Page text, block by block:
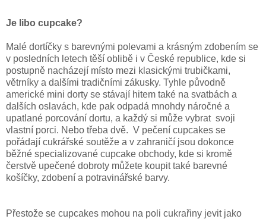
Je libo cupcake?
Malé dortíčky s barevnými polevami a krásným zdobením se
v posledních letech těší oblibě i v České republice, kde si
postupně nacházejí místo mezi klasickými trubičkami,
větrníky a dalšími tradičními zákusky. Tyhle původně
americké mini dorty se stávají hitem také na svatbách a
dalších oslavách, kde pak odpadá mnohdy náročné a
upatlané porcování dortu, a každý si může vybrat svoji
vlastní porci. Nebo třeba dvě. V pečení cupcakes se
pořádají cukrářské soutěže a v zahraničí jsou dokonce
běžné specializované cupcake obchody, kde si kromě
čerstvě upečené dobroty můžete koupit také barevné
košíčky, zdobení a potravinářské barvy.
Přestože se cupcakes mohou na poli cukrařiny jevit jako